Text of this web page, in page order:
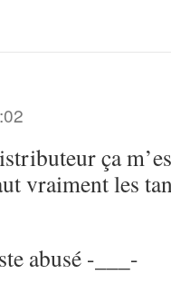
ça
vraiment les
abusé -___-